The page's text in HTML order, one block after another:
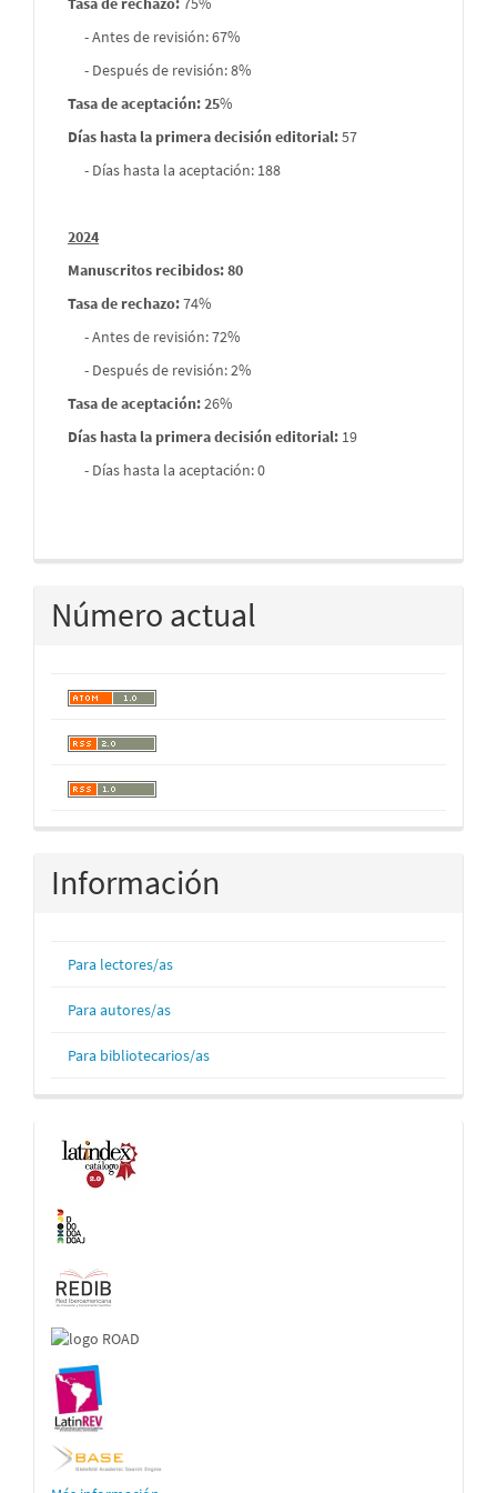
- Antes de revisión: 67%
- Después de revisión: 8%
Tasa de aceptación: 25%
Días hasta la primera decisión editorial:57
- Días hasta la aceptación: 188
2024
Manuscritos recibidos: 80
Tasa de rechazo:74%
- Antes de revisión: 72%
- Después de revisión: 2%
Tasa de aceptación:26%
Días hasta la primera decisión editorial: 19
- Días hasta la aceptación: 0
Número actual
Información
Para lectores/as
Para autores/as
Para bibliotecarios/as
Indexaciones